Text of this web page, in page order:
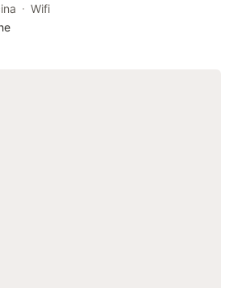
open-air bath and a garden.
Wifi